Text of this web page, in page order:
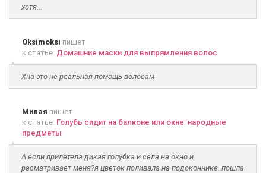
хотя...
Oksimoksi пишет
к статье: Домашние маски для выпрямления волос
Хна-это не реальная помощь волосам
Милая пишет
к статье: Голубь сидит на балконе или окне: народные
предметы
А если прилетела дикая голубка и села на окно и
расматривает меня?я цветок поливала на подоконнике..пошла